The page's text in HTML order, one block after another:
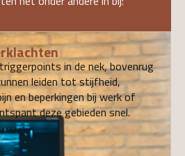
in de nek, bovenrug
leiden tot stijfheid,
en beperkingen bij werk of
deze gebieden snel.